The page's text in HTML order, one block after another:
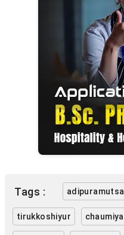
Tags :
tirukkoshiyur